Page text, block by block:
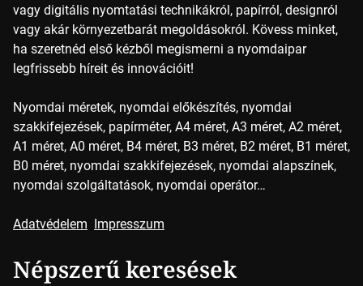
vagy digitális nyomtatási technikákról, papírról, designról
vagy akár környezetbarát megoldásokról. Kövess minket,
ha szeretnéd első kézből megismerni a nyomdaipar
legfrissebb híreit és innovációit!
Nyomdai méretek, nyomdai előkészítés, nyomdai
szakkifejezések, papírméter, A4 méret, A3 méret, A2 méret,
A1 méret, A0 méret, B4 méret, B3 méret, B2 méret, B1 méret,
B0 méret, nyomdai szakkifejezések, nyomdai alapszínek,
nyomdai szolgáltatások, nyomdai operátor…
Adatvédelem Impresszum
Népszerű keresések